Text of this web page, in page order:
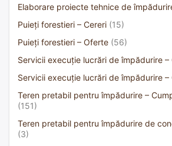
Elaborare proiecte tehnice de
Puieți forestieri – Cereri (15)
Puieți forestieri – Oferte (56)
Servicii execuție lucrări de împădurire –
Servicii execuție lucrări de împădurire –
Teren pretabil pentru împădurire –
(151)
Teren pretabil pentru împădurire de
(3)